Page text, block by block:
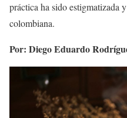
práctica ha sido estigmatizada
colombiana.
Por: Diego Eduardo